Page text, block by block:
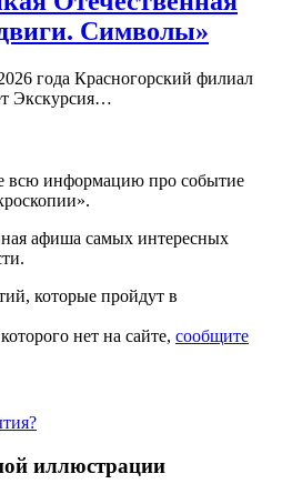
Символы»
года Красногорский филиал
Экскурсия…
всю информацию про событие
афиша самых интересных
которые пройдут в
нет на сайте, сообщите
иллюстрации